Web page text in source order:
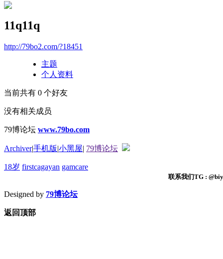
11q11q
http://79bo2.com/?18451
主题
个人资料
当前共有 0 个好友
没有相关成员
79博论坛 www.79bo.com
Archiver|手机版|小黑屋| 79博论坛
18岁 firstcagayan gamcare
联系我们TG :
Designed by 79博论坛
返回顶部